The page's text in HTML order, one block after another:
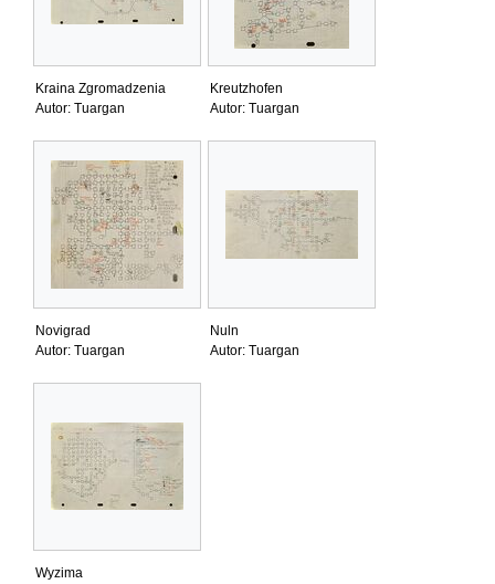
Kraina Zgromadzenia
Autor: Tuargan
Kreutzhofen
Autor: Tuargan
Novigrad
Autor: Tuargan
Nuln
Autor: Tuargan
Wyzima